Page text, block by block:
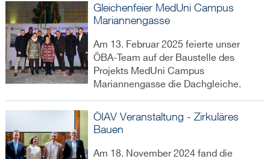
Gleichenfeier MedUni Campus
Mariannengasse
Am 13. Februar 2025 feierte unser
ÖBA-Team auf der Baustelle des
Projekts MedUni Campus
Mariannengasse die Dachgleiche.
ÖIAV Veranstaltung - Zirkuläres
Bauen
Am 18. November 2024 fand die